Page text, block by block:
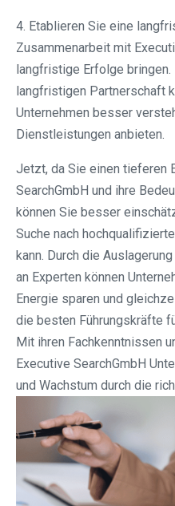
4. Etablieren Sie eine
Zusammenarbeit mit
langfristige Erfolge
langfristigen Partnerschaft
Unternehmen besser
Dienstleistungen anbieten.
Jetzt, da Sie einen tieferen
SearchGmbH und ihre
können Sie besser
Suche nach
kann. Durch die
an Experten können
Energie sparen und
die besten Führungskräfte
Mit ihren Fachkenntnissen
Executive SearchGmbH
und Wachstum durch die